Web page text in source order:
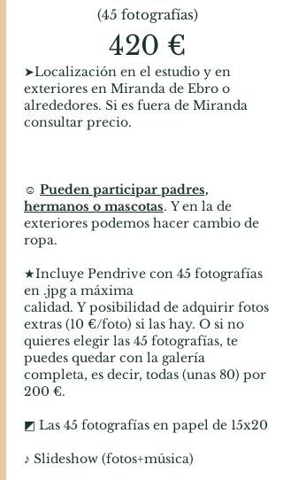
(45 fotografías)
420 €
➤Localización en el estudio y en
exteriores en Miranda de Ebro o
alrededores. Si es fuera de Miranda
consultar precio.
☺ Pueden participar padres,
hermanos o mascotas. Y en la de
exteriores podemos hacer cambio de
ropa.
★Incluye Pendrive con 45 fotografías
en .jpg a máxima
calidad. Yposibilidad de adquirir fotos
extras (10 €/foto) si las hay. O si no
quieres elegir las 45 fotografías, te
puedes quedar con la galería
completa, es decir, todas (unas 80) por
200 €.
◩ Las 45 fotografías en papel de 15x20
♪ Slideshow (fotos+música)